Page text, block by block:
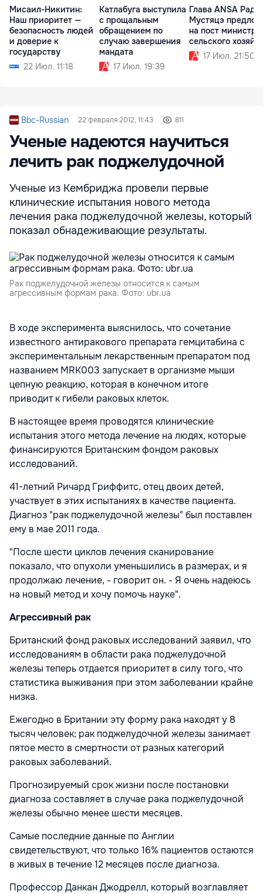
Мисаил-Никитин:
Наш приоритет —
безопасность людей
и доверие к
государству
22 Июл. 11:18
Катлабуга выступила
с прощальным
обращением по
случаю завершения
мандата
17 Июл. 19:39
Глава ANSA Раду
Мустяцэ
на пост министра
сельского
17 Июл. 21:50
Bbc-Russian 22 февраля 2012, 11:43 811
Ученые надеются научиться
лечить рак поджелудочной
Ученые из Кембриджа провели первые
клинические испытания нового метода
лечения рака поджелудочной железы, который
показал обнадеживающие результаты.
Рак поджелудочной железы относится к самым
агрессивным формам рака. Фото: ubr.ua
В ходе эксперимента выяснилось, что сочетание
известного антиракового препарата гемцитабина с
экспериментальным лекарственным препаратом под
названием MRK003 запускает в организме мыши
цепную реакцию, которая в конечном итоге
приводит к гибели раковых клеток.
В настоящее время проводятся клинические
испытания этого метода лечение на людях, которые
финансируются Британским фондом раковых
исследований.
41-летний Ричард Гриффитс, отец двоих детей,
участвует в этих испытаниях в качестве пациента.
Диагноз "рак поджелудочной железы" был поставлен
ему в мае 2011 года.
"После шести циклов лечения сканирование
показало, что опухоли уменьшились в размерах, и я
продолжаю лечение, - говорит он. - Я очень надеюсь
на новый метод и хочу помочь науке".
Агрессивный рак
Британский фонд раковых исследований заявил, что
исследованиям в области рака поджелудочной
железы теперь отдается приоритет в силу того, что
статистика выживания при этом заболевании крайне
низка.
Ежегодно в Британии эту форму рака находят у 8
тысяч человек; рак поджелудочной железы занимает
пятое место в смертности от разных категорий
раковых заболеваний.
Прогнозируемый срок жизни после постановки
диагноза составляет в случае рака поджелудочной
железы обычно менее шести месяцев.
Самые последние данные по Англии
свидетельствуют, что только 16% пациентов остаются
в живых в течение 12 месяцев после диагноза.
Профессор Данкан Джодрелл, который возглавляет